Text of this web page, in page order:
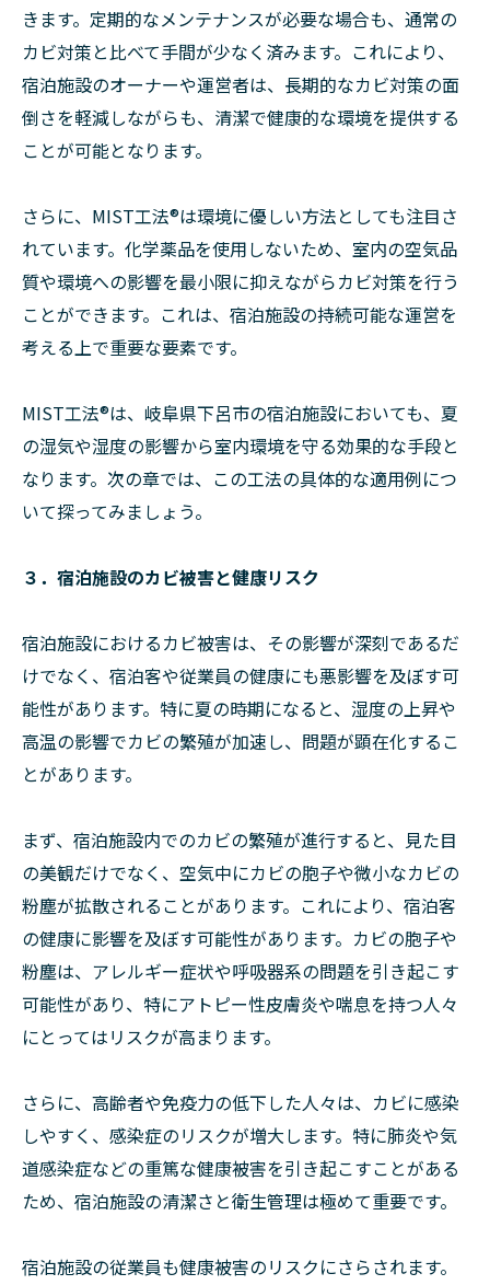
きます。定期的なメンテナンスが必要な場合も、通常の
カビ対策と比べて手間が少なく済みます。これにより、
宿泊施設のオーナーや運営者は、長期的なカビ対策の面
倒さを軽減しながらも、清潔で健康的な環境を提供する
ことが可能となります。
さらに、MIST工法®︎は環境に優しい方法としても注目さ
れています。化学薬品を使用しないため、室内の空気品
質や環境への影響を最小限に抑えながらカビ対策を行う
ことができます。これは、宿泊施設の持続可能な運営を
考える上で重要な要素です。
MIST工法®︎は、岐阜県下呂市の宿泊施設においても、夏
の湿気や湿度の影響から室内環境を守る効果的な手段と
なります。次の章では、この工法の具体的な適用例につ
いて探ってみましょう。
３．宿泊施設のカビ被害と健康リスク
宿泊施設におけるカビ被害は、その影響が深刻であるだ
けでなく、宿泊客や従業員の健康にも悪影響を及ぼす可
能性があります。特に夏の時期になると、湿度の上昇や
高温の影響でカビの繁殖が加速し、問題が顕在化するこ
とがあります。
まず、宿泊施設内でのカビの繁殖が進行すると、見た目
の美観だけでなく、空気中にカビの胞子や微小なカビの
粉塵が拡散されることがあります。これにより、宿泊客
の健康に影響を及ぼす可能性があります。カビの胞子や
粉塵は、アレルギー症状や呼吸器系の問題を引き起こす
可能性があり、特にアトピー性皮膚炎や喘息を持つ人々
にとってはリスクが高まります。
さらに、高齢者や免疫力の低下した人々は、カビに感染
しやすく、感染症のリスクが増大します。特に肺炎や気
道感染症などの重篤な健康被害を引き起こすことがある
ため、宿泊施設の清潔さと衛生管理は極めて重要です。
宿泊施設の従業員も健康被害のリスクにさらされます。